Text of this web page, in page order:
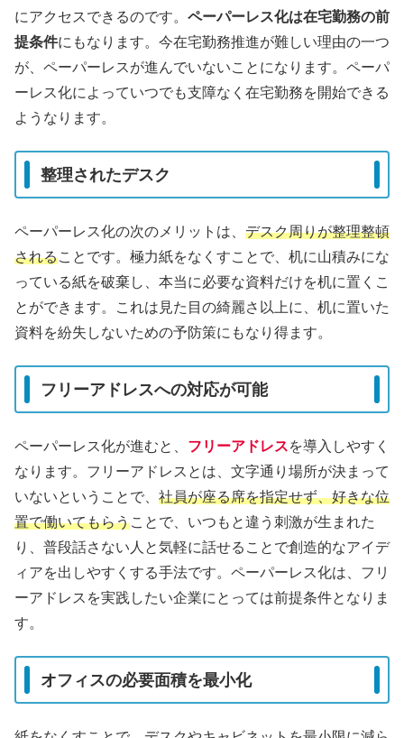
にアクセスできるのです。 ペーパーレス化は在宅勤務の前
提条件にもなります。今在宅勤務推進が難しい理由の一つ
が、ペーパーレスが進んでいないことになります。ペーパ
ーレス化によっていつでも支障なく在宅勤務を開始できる
ようなります。
整理されたデスク
ペーパーレス化の次のメリットは、 デスク周りが整理整頓
されることです。極力紙をなくすことで、机に山積みにな
っている紙を破棄し、本当に必要な資料だけを机に置くこ
とができます。これは見た目の綺麗さ以上に、机に置いた
資料を紛失しないための予防策にもなり得ます。
フリーアドレスへの対応が可能
ペーパーレス化が進むと、 フリーアドレスを導入しやすく
なります。フリーアドレスとは、文字通り場所が決まって
いないということで、 社員が座る席を指定せず、好きな位
置で働いてもらうことで、いつもと違う刺激が生まれた
り、普段話さない人と気軽に話せることで創造的なアイデ
ィアを出しやすくする手法です。ペーパーレス化は、フリ
ーアドレスを実践したい企業にとっては前提条件となりま
す。
オフィスの必要面積を最小化